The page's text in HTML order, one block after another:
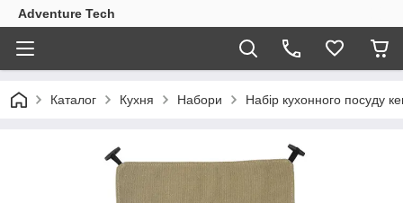
Adventure Tech
Каталог Кухня Набори Набір кухонного посуду